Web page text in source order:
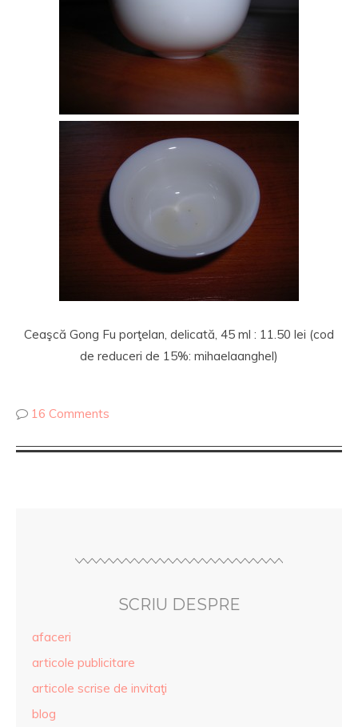
Ceaşcă Gong Fu porţelan, delicată, 45 ml : 11.50 lei (cod
de reduceri de 15%: mihaelaanghel)
16 Comments
SCRIU DESPRE
afaceri
articole publicitare
articole scrise de invitaţi
blog